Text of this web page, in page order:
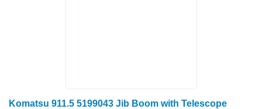
Komatsu 911.5 5199043 Jib Boom with Telescope